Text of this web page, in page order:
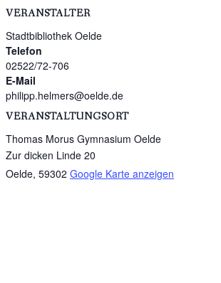
VERANSTALTER
Stadtbibliothek Oelde
Telefon
02522/72-706
E-Mail
philipp.helmers@oelde.de
VERANSTALTUNGSORT
Thomas Morus Gymnasium Oelde
Zur dicken Linde 20
Oelde, 59302 Google Karte anzeigen